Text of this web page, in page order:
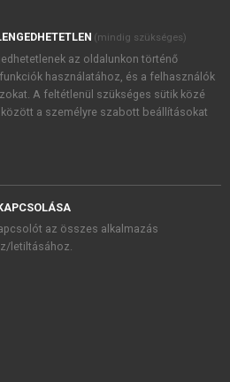
foglaltakat tudomásul
feltételeket, valamint a szotar.netés a
foglaltakat
elfogadom.
(mindig szükséges)
az oldalunkon történő
használatához, és a felhasználók
A feltétlenül szükséges sütik közé
a személyre szabott beállításokat
az összes alkalmazás
letiltásához.